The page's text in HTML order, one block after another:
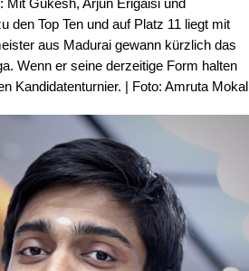
den Top Ten und auf Platz 11 liegt mit
aus Madurai gewann kürzlich das
Wenn er seine derzeitige Form halten
Kandidatenturnier. | Foto: Amruta Mokal